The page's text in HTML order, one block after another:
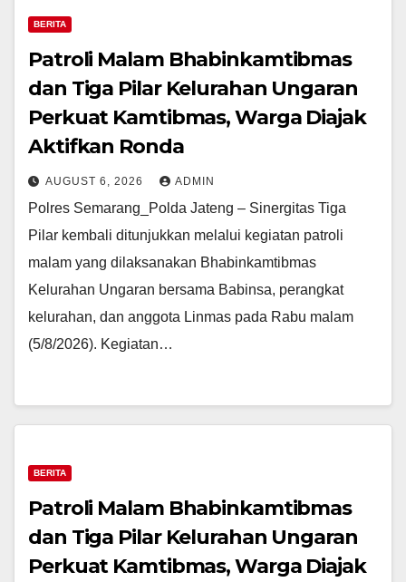
BERITA
Patroli Malam Bhabinkamtibmas
dan Tiga Pilar Kelurahan Ungaran
Perkuat Kamtibmas, Warga Diajak
Aktifkan Ronda
AUGUST 6, 2026 ADMIN
Polres Semarang_Polda Jateng – Sinergitas Tiga
Pilar kembali ditunjukkan melalui kegiatan patroli
malam yang dilaksanakan Bhabinkamtibmas
Kelurahan Ungaran bersama Babinsa, perangkat
kelurahan, dan anggota Linmas pada Rabu malam
(5/8/2026). Kegiatan…
BERITA
Patroli Malam Bhabinkamtibmas
dan Tiga Pilar Kelurahan Ungaran
Perkuat Kamtibmas, Warga Diajak